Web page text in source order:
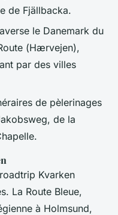
de Fjällbacka.
le Danemark du
(Hærvejen),
par des villes
de pèlerinages
, de la
Kvarken
La Route Bleue,
à Holmsund,